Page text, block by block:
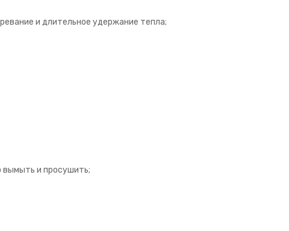
и длительное удержание тепла;
вымыть и просушить;